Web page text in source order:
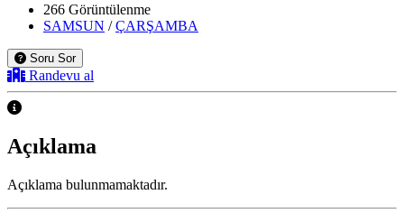
266 Görüntülenme
SAMSUN /ÇARŞAMBA
Soru Sor
Randevu al
Açıklama
Açıklama bulunmamaktadır.